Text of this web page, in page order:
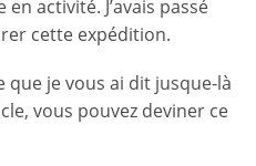
activité. J’avais passé
cette expédition.
que je vous ai dit jusque-là
vous pouvez deviner ce